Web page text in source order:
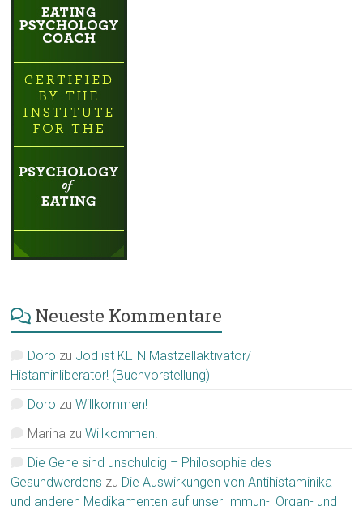
Neueste Kommentare
Doro zu Jod ist KEIN Mastzellaktivator/
Histaminliberator! (Buchvorstellung)
Doro zuWillkommen!
Marina zuWillkommen!
Die Gene sind unschuldig – Philosophie des
Gesundwerdens zu Die Auswirkungen von Antihistaminika
und anderen Medikamenten auf unser Immun-, Organ- und